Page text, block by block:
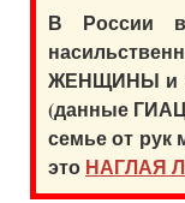
В России
ЖЕНЩИНЫ и
(данные
семье от рук
это НАГЛАЯ